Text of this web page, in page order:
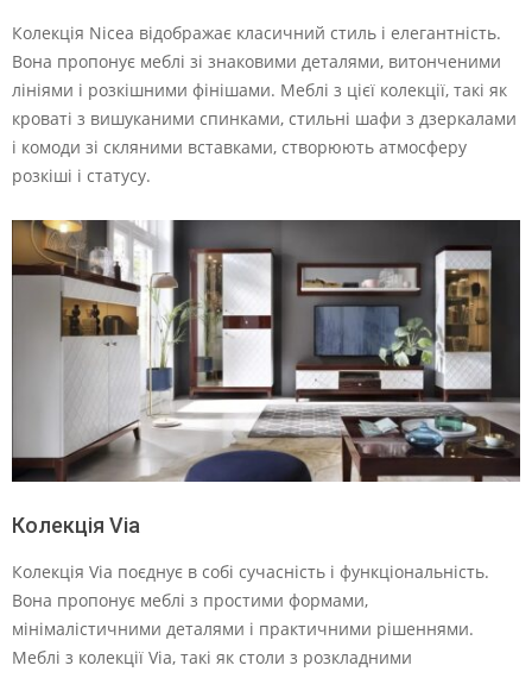
Колекція Nicea відображає класичний стиль і елегантність.
Вона пропонує меблі зі знаковими деталями, витонченими
лініями і розкішними фінішами. Меблі з цієї колекції, такі як
кроваті з вишуканими спинками, стильні шафи з дзеркалами
і комоди зі скляними вставками, створюють атмосферу
розкіші і статусу.
Колекція Via
Колекція Via поєднує в собі сучасність і функціональність.
Вона пропонує меблі з простими формами,
мінімалістичними деталями і практичними рішеннями.
Меблі з колекції Via, такі як столи з розкладними